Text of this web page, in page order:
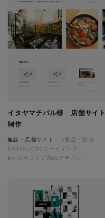
イタヤマチバル様 店舗サイト
制作
施設・店舗サイト
#食品・飲食
#HTML/CSSコーディング
#レスポンシブWebデザイン